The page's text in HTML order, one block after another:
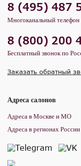
8 (495) 487
Многоканальный телефон
8 (800) 200
Бесплатный звонок по
Заказать обратный
Адреса салонов
Адреса в Москве и МО
Адреса в регионах России